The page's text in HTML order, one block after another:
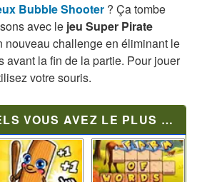
Bubble Shooter ? Ça tombe
avec le jeu Super Pirate
nouveau challenge en éliminant le
avant la fin de la partie. Pour jouer
votre souris.
VOUS AVEZ LE PLUS JOUÉ